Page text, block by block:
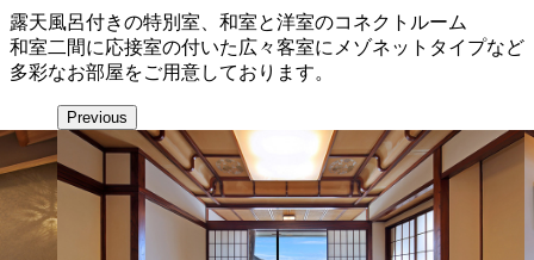
露天風呂付きの特別室、和室と洋室のコネクトルーム
和室二間に応接室の付いた広々客室にメゾネットタイプなど
多彩なお部屋をご用意しております。
Previous